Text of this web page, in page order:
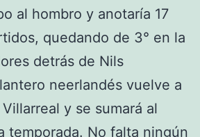
al hombro y anotaría 17
quedando de 3° en la
detrás de Nils
neerlandés vuelve a
y se sumará al
temporada. No falta ningún